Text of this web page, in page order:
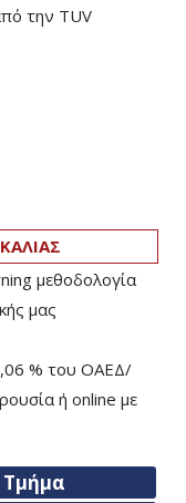
την TUV
μεθοδολογία
μας
% του ΟΑΕΔ/
ή online με
Τμήμα